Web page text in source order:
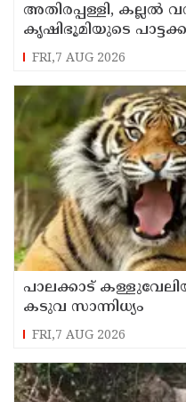
അതിരപ്പള്ളി, കല്ലൽ
കൃഷിഭൂമിയുടെ
ഇനി കൃഷി
FRI,7 AUG 2026
പാലക്കാട്
കടുവ സാന്നിധ്യം
FRI,7 AUG 2026